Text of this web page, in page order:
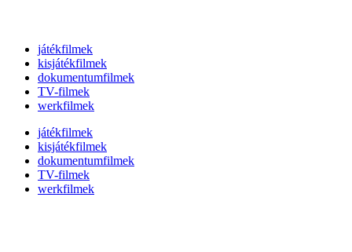
játékfilmek
kisjátékfilmek
dokumentumfilmek
TV-filmek
werkfilmek
játékfilmek
kisjátékfilmek
dokumentumfilmek
TV-filmek
werkfilmek